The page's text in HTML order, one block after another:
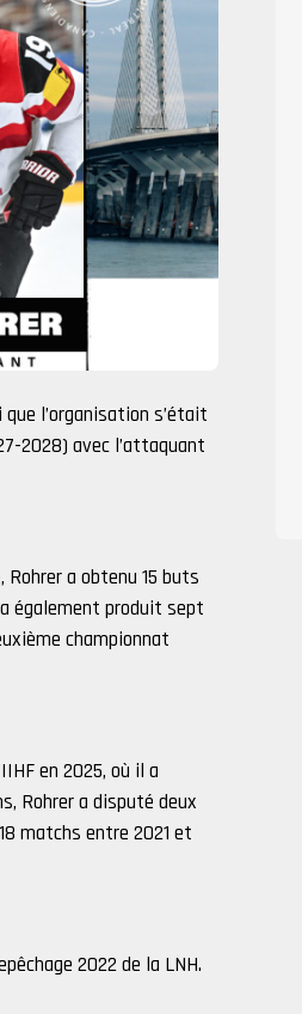
l’organisation s’était
2028) avec l’attaquant
a obtenu 15 buts
également produit sept
championnat
en 2025, où il a
Rohrer a disputé deux
matchs entre 2021 et
2022 de la LNH.